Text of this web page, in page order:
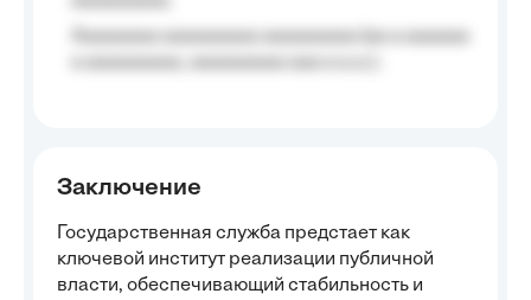
Заключение
Государственная служба предстает как
ключевой институт реализации публичной
власти, обеспечивающий стабильность и